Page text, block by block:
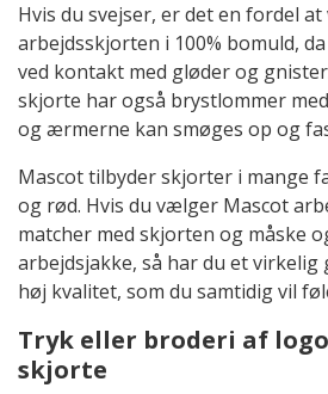
Hvis du svejser, er det en fordel
arbejdsskjorten i 100% bomuld,
ved kontakt med gløder og
skjorte har også brystlommer
og ærmerne kan smøges op og
Mascot tilbyder skjorter i mange
og rød. Hvis du vælger Mascot
matcher med skjorten og måske
arbejdsjakke, så har du et
høj kvalitet, som du samtidig vil
Tryk eller broderi af
skjorte